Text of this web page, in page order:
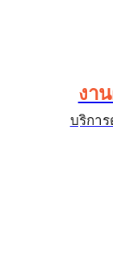
งา
บริกา